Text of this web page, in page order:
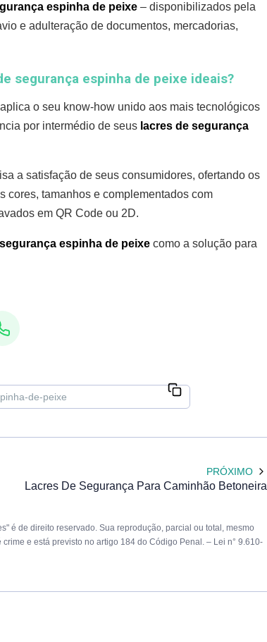
espinha de peixe – disponibilizados pela
e adulteração de documentos, mercadorias,
segurança espinha de peixe ideais?
o seu know-how unido aos mais tecnológicos
por intermédio de seus lacres de segurança
a satisfação de seus consumidores, ofertando os
cores, tamanhos e complementados com
em QR Code ou 2D.
espinha de peixe como a solução para
PRÓXIMO
Lacres De Segurança Para Caminhão Betoneira
é de direito reservado. Sua reprodução, parcial ou total, mesmo
e está previsto no artigo 184 do Código Penal. – Lei n° 9.610-